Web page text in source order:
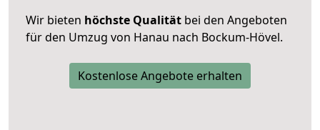
Wir bieten höchste Qualität bei den Angeboten
für den Umzug von Hanau nach Bockum-Hövel.
Kostenlose Angebote erhalten